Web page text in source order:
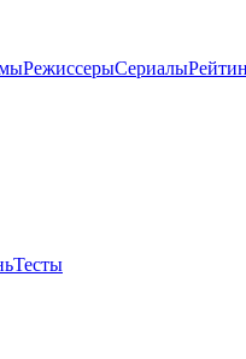
РежиссерыСериалы
Тесты